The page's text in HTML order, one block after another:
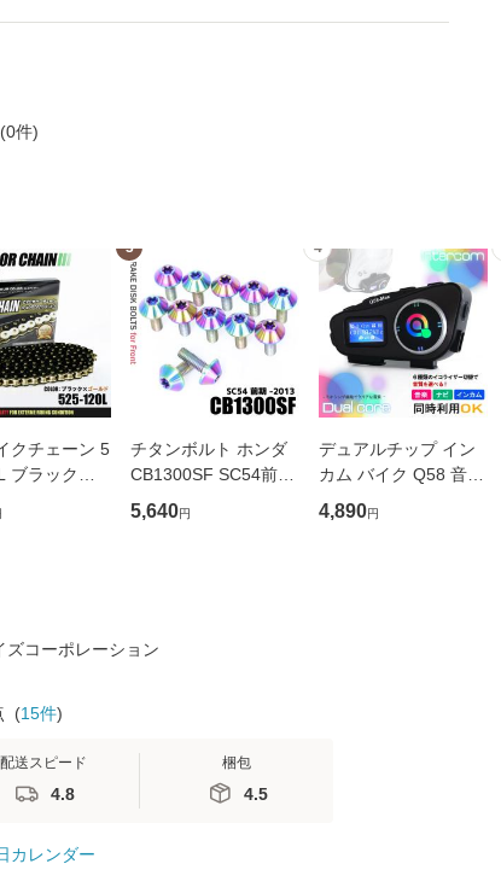
(0件)
クチェーン 5
ブラック＆
チェーン XL
スティ
3
チタンボルト ホンダ
CB1300SF SC54前期
-2013専用 ブレーキデ
ィスクボルト フロン
5,640円
4
デュアルチップ イン
カム バイク Q58 音楽
通話同時 音楽共有 日
本語説明書付 LEDラ
4,890円
コーポレーション
(15件)
配送スピード
4.8
梱包
4.5
カレンダー